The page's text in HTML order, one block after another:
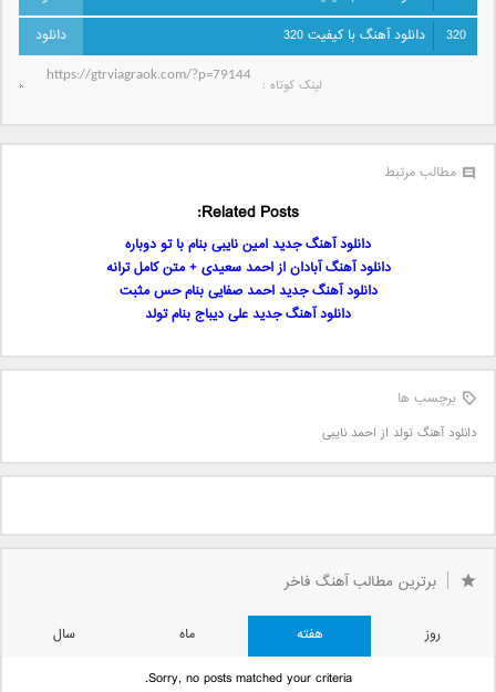
320
دانلود آهنگ با کیفیت 320
لینک کوتاه‌ :
مطالب مرتبط
Related Posts:
دانلود آهنگ جدید امین نایبی بنام با تو دوباره
دانلود آهنگ آبادان از احمد سعیدی + متن کامل ترانه
دانلود آهنگ جدید احمد صفایی بنام حس مثبت
دانلود آهنگ جدید علی دیباج بنام تولد
برچسب ها
دانلود آهنگ تولد از احمد نایبی
برترین مطالب آهنگ فاخر
روز هفته ماه
سال
Sorry, no posts matched your criteria.